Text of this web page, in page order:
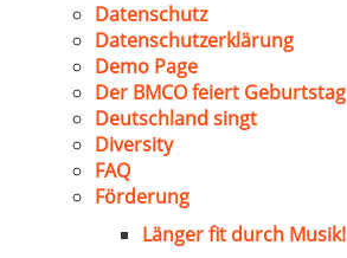
Datenschutz
Datenschutzerklärung
Demo Page
Der BMCO feiert Geburtstag
Deutschland singt
Diversity
FAQ
Förderung
Länger fit durch Musik!